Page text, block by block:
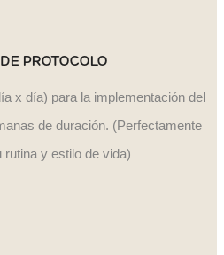
PROTOCOLO
x día) para la implementación del
de duración. (Perfectamente
rutina y estilo de vida)